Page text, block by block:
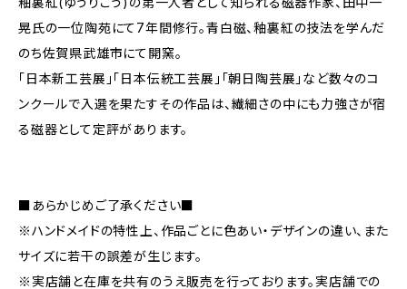
晃氏の一位陶苑にて7年間修行。青白磁、釉裏紅の技法を学んだ
のち佐賀県武雄市にて開窯。
「日本新工芸展」「日本伝統工芸展」「朝日陶芸展」など数々のコ
ンクールで入選を果たすその作品は、繊細さの中にも力強さが宿
る磁器として定評があります。
■あらかじめご了承ください■
※ハンドメイドの特性上、作品ごとに色あい・デザインの違い、また
サイズに若干の誤差が生じます。
※実店舗と在庫を共有のうえ販売を行っております。実店舗での